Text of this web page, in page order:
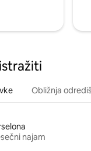
Obližnja
najam